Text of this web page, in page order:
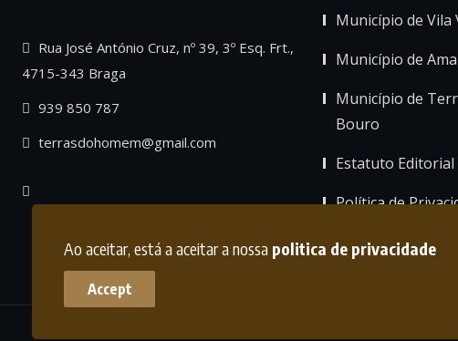
Ao aceitar, está a aceitar a nossa politica de privacidade
Accept
Rua José António Cruz, nº 39, 3º Esq. Frt.,
4715-343 Braga
939 850 787
terrasdohomem@gmail.com
Município de Vila
Município de
Município de
Bouro
Estatuto Editorial
Política de